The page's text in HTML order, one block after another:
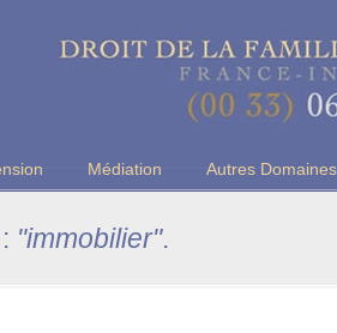
Médiation Autres Domaines
"immobilier".